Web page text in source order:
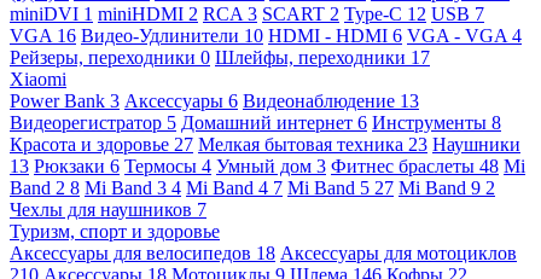
miniDVI 1 miniHDMI 2 RCA 3 SCART 2 Type-C 12 USB 7
VGA 16 Видео-Удлинители 10 HDMI - HDMI 6 VGA - VGA 4
Рейзеры, переходники 0 Шлейфы, переходники 17
Xiaomi
Power Bank 3 Аксессуары 6 Видеонаблюдение 13
Видеорегистратор 5 Домашний интернет 6 Инструменты 8
Красота и здоровье 27 Мелкая бытовая техника 23 Наушники
13 Рюкзаки 6 Термосы 4 Умный дом 3 Фитнес браслеты 48 Mi
Band 2 8 Mi Band 3 4 Mi Band 4 7 Mi Band 5 27 Mi Band 9 2
Чехлы для наушников 7
Туризм, спорт и здоровье
Аксессуары для велосипедов 18 Аксессуары для мотоциклов
210 Аксессуары 18 Мотоциклы 9 Шлема 146 Кофры 22